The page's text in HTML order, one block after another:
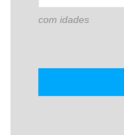
com idades